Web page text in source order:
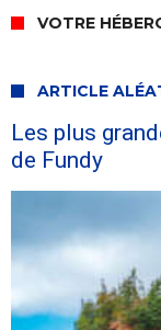
VOTRE
ARTICLE
Les plus
de Fundy